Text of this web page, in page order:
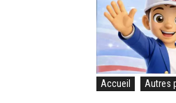
Accueil Autres